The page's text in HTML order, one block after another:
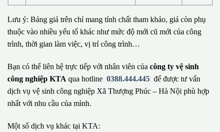
Lưu ý: Bảng giá trên chỉ mang tính chất tham khảo, giá còn phụ
thuộc vào nhiều yếu tố khác như mức độ mới cũ mới của công
trình, thời gian làm việc, vị trí công trình…
Bạn có thể liên hệ trực tiếp với nhân viên của công ty vệ sinh
công nghiệp KTA qua hotline 0388.444.445 để được tư vấn
dịch vụ vệ sinh công nghiệp Xã Thượng Phúc – Hà Nội phù hợp
nhất với nhu cầu của mình.
Một số dịch vụ khác tại KTA: